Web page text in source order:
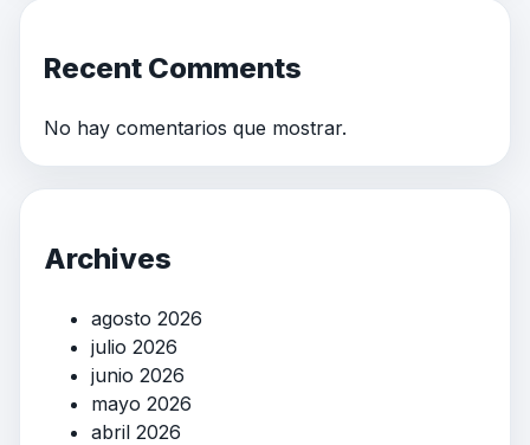
Recent Comments
No hay comentarios que mostrar.
Archives
agosto 2026
julio 2026
junio 2026
mayo 2026
abril 2026